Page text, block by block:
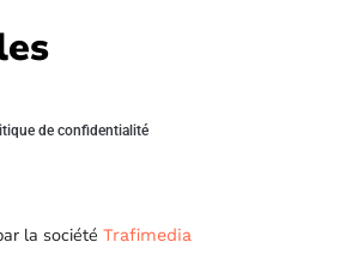
de confidentialité
la société Trafimedia